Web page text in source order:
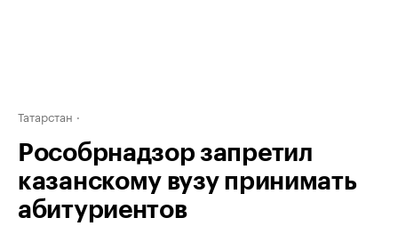
Татарстан
Рособрнадзор запретил
казанскому вузу принимать
абитуриентов